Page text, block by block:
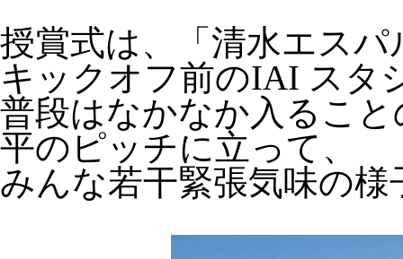
授賞式は、「清水エス
キックオフ前のIAI スタ
普段はなかなか入るこ
平のピッチに立って、
みんな若干緊張気味の様